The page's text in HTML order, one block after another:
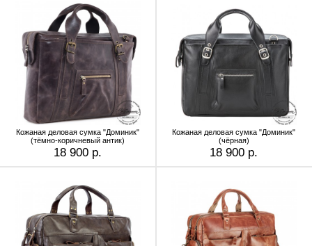
Кожаная деловая сумка "Доминик"
(тёмно-коричневый антик)
18 900 р.
Кожаная деловая сумка "Доминик"
(чёрная)
18 900 р.